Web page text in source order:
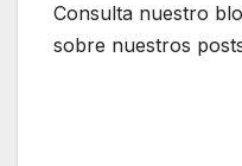
Consulta nuestro
sobre nuestros